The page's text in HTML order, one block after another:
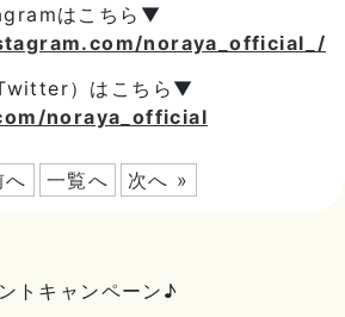
はこちら▼
noraya_official_/
）はこちら▼
noraya_official
へ 一覧へ 次へ »
トキャンペーン♪